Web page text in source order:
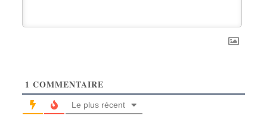
1 COMMENTAIRE
Le plus récent